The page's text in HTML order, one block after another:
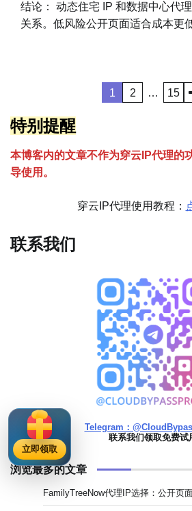
结论： 动态住宅 IP 和数据中心代
关系。低风险公开页面适合成本更
章
分
页
1 2 … 15
特别提醒
本博客内的文章不作为穿云 P代理的
导使用。
穿云IP代理使用教程：
联系我们
Telegram：
联系我们领取免费试
浏览最多的文章
FamilyTreeNow代理IP选择：公开页
立即领取